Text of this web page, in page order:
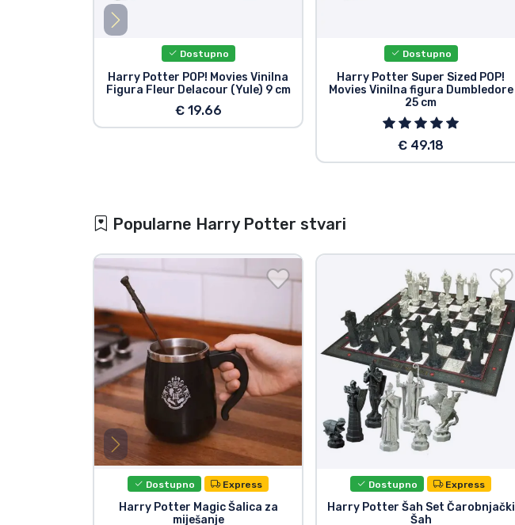
Dostupno
Harry Potter POP! Movies Vinilna
Figura Fleur Delacour (Yule) 9 cm
€ 19.66
Dostupno
Harry Potter Super Sized POP!
Movies Vinilna figura Dumbledore
25 cm
€ 49.18
Popularne Harry Potter stvari
Dostupno Express
Harry Potter Magic Šalica za
miješanje
Dostupno Express
Harry Potter Šah Set Čarobnjački
Šah